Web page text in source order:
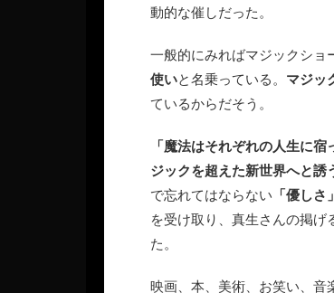
動的な催しだった。
一般的にみればマジックシ
使いと名乗っている。 マジッ
ているからだそう。
「魔法はそれぞれの人生に宿
ジックを超えた新世界へと誘
で忘れてはならない 「優しさ
を受け取り、真生さんの掲げ
た。
映画、本、美術、お笑い、